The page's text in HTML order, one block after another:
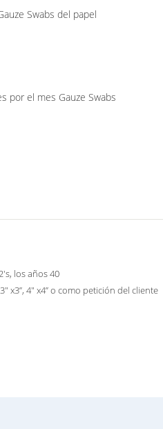
Swabs del papel
por el mes Gauze Swabs
los años 40
3" x3”, 4" x4” o como petición del cliente